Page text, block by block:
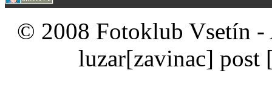
© 2008 Fotoklub Vsetín -
luzar[zavinac] post